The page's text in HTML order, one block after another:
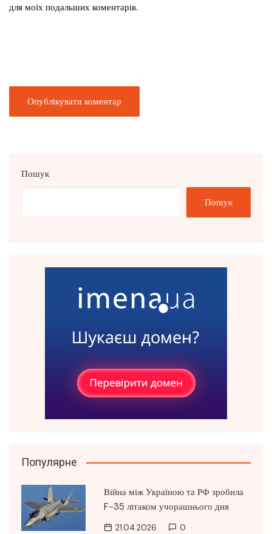
для моїх подальших коментарів.
Пошук
Пошук
Популярне
Війна між Україною та РФ зробила
F-35 літаком учорашнього дня
21.04.2026 0